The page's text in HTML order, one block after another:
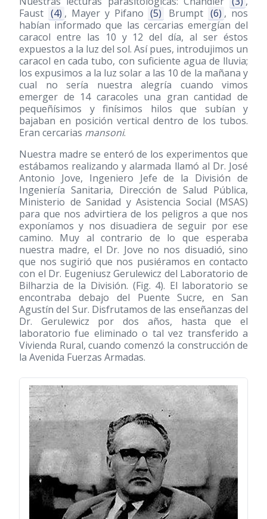
Faust (4) , Mayer y Pifano (5) Brumpt (6) , nos
habían informado que las cercarias emergían del
caracol entre las 10 y 12 del día, al ser éstos
expuestos a la luz del sol. Así pues, introdujimos un
caracol en cada tubo, con suficiente agua de lluvia;
los expusimos a la luz solar a las 10 de la mañana y
cual no sería nuestra alegría cuando vimos
emerger de 14 caracoles una gran cantidad de
pequeñísimos y finísimos hilos que subían y
bajaban en posición vertical dentro de los tubos.
Eran cercarias mansoni.
Nuestra madre se enteró de los experimentos que
estábamos realizando y alarmada llamó al Dr. José
Antonio Jove, Ingeniero Jefe de la División de
Ingeniería Sanitaria, Dirección de Salud Pública,
Ministerio de Sanidad y Asistencia Social (MSAS)
para que nos advirtiera de los peligros a que nos
exponíamos y nos disuadiera de seguir por ese
camino. Muy al contrario de lo que esperaba
nuestra madre, el Dr. Jove no nos disuadió, sino
que nos sugirió que nos pusiéramos en contacto
con el Dr. Eugeniusz Gerulewicz del Laboratorio de
Bilharzia de la División. (Fig. 4). El laboratorio se
encontraba debajo del Puente Sucre, en San
Agustín del Sur. Disfrutamos de las enseñanzas del
Dr. Gerulewicz por dos años, hasta que el
laboratorio fue eliminado o tal vez transferido a
Vivienda Rural, cuando comenzó la construcción de
la Avenida Fuerzas Armadas.